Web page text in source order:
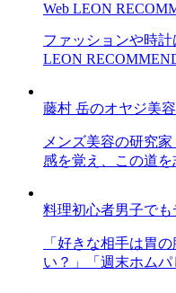
Web LEON
ファッションや時
LEON
藤村 岳のオヤジ美
メンズ美容の研究
感を覚え、この道
料理初心者男子で
「好きな相手は胃
い？」「週末ホム